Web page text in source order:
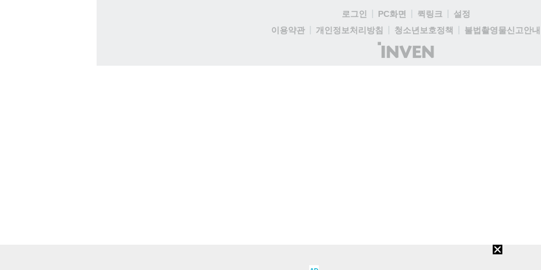
로그인 PC화면 퀵링크
설정
이용약관
개인정보처리방침 청소년보호정책
불법촬영물신고안내
(주)
인